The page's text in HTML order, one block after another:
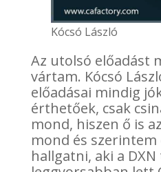
Kócsó László
Az utolsó előadást
vártam. Kócsó
előadásai mindig
érthetőek, csak
mond, hiszen ő is
mond és
hallgatni, aki a